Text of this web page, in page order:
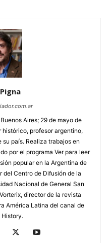
Aires; 29 de mayo de
histórico, profesor argentino,
país. Realiza trabajos en
por el programa Ver para leer
popular en la Argentina de
del Centro de Difusión de la
Nacional de General San
director de la revista
América Latina del canal de